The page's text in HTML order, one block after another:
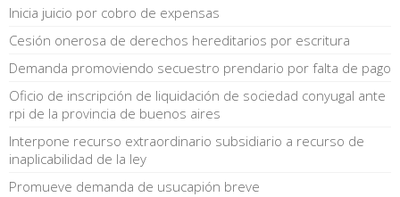
Inicia juicio por cobro de expensas
Cesión onerosa de derechos hereditarios por escritura
Demanda promoviendo secuestro prendario por falta de pago
Oficio de inscripción de liquidación de sociedad conyugal ante
rpi de la provincia de buenos aires
Interpone recurso extraordinario subsidiario a recurso de
inaplicabilidad de la ley
Promueve demanda de usucapión breve